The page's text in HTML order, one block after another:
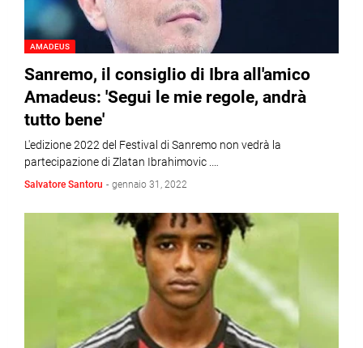
AMADEUS
Sanremo, il consiglio di Ibra all'amico
Amadeus: 'Segui le mie regole, andrà
tutto bene'
L'edizione 2022 del Festival di Sanremo non vedrà la
partecipazione di Zlatan Ibrahimovic .…
Salvatore Santoru - gennaio 31, 2022